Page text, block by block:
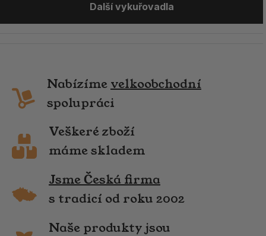
Další vykuřovadla
Nabízíme velkoobchodní
spolupráci
Veškeré zboží
máme skladem
Jsme Česká firma
s tradicí od roku 2002
Naše produkty jsou